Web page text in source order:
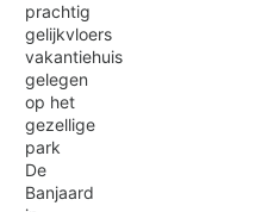
prachtig
gelijkvloers
vakantiehuis
gelegen
op het
gezellige
park
De
Banjaard